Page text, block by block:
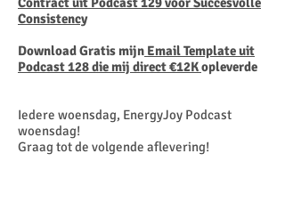
Consistency
Download Gratis mijn Email Template uit
Podcast 128 die mij direct €12Kopleverde
Iedere woensdag, EnergyJoy Podcast
woensdag!
Graag tot de volgende aflevering!